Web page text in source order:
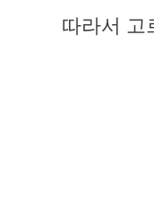
따라서 고